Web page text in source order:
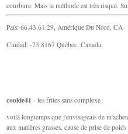
courbure. Mais la méthode est très risqué.
País: 66.43.61.29, Amérique Du Nord, CA
Ciudad: -73.8167 Québec, Canada
cookie41 - les frites sans complexe
voilà longtemps que j'envisageais de
aux matières grasses, cause de prise de